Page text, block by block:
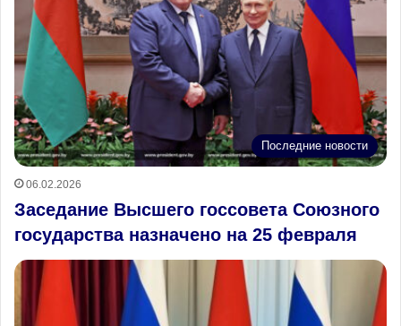
Последние новости
06.02.2026
Заседание Высшего госсовета Союзного
государства назначено на 25 февраля